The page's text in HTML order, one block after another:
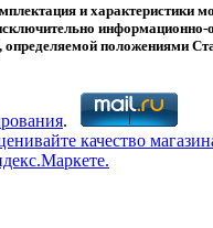
и характеристики
положениями
.